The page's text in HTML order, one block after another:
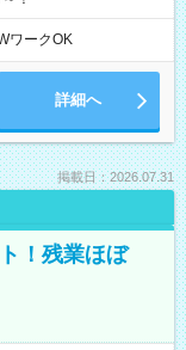
ワークOK
詳細へ
掲載日：2026.07.31
！残業ほぼ